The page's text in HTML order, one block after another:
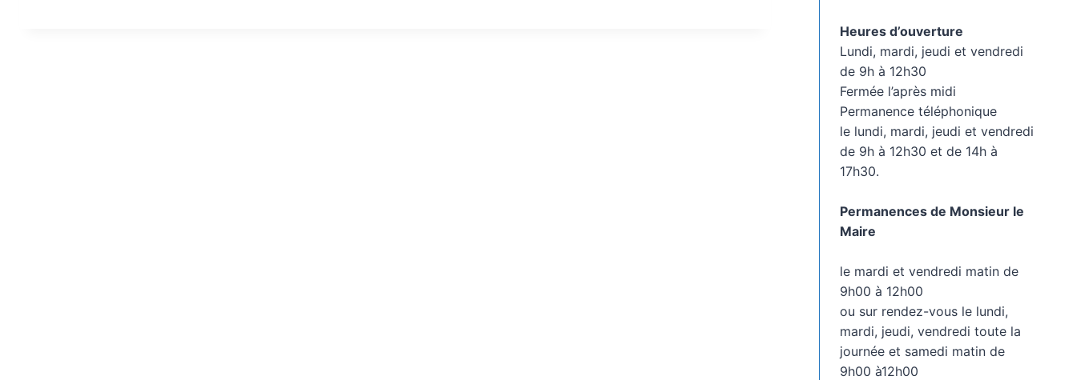
Heures d’ouverture
Lundi, mardi, jeudi et vendredi
de 9h à 12h30
Fermée l’après midi
Permanence téléphonique
le lundi, mardi, jeudi et vendredi
de 9h à 12h30 et de 14h à
17h30.
Permanences de Monsieur le
Maire
le mardi et vendredi matin de
9h00 à 12h00
ou sur rendez-vous le lundi,
mardi, jeudi, vendredi toute la
journée et samedi matin de
9h00 à12h00